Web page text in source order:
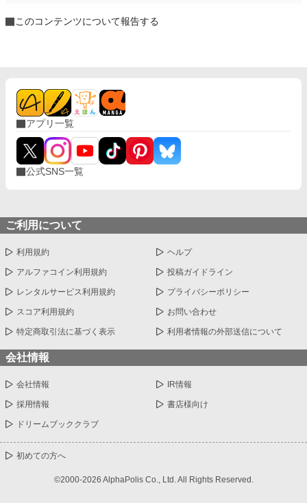
このコンテンツについて報告する
アプリ一覧
公式SNS一覧
ご利用について
利用規約 ヘルプ
アルファコイン利用規約 投稿ガイドライン
レンタルサービス利用規約 プライバシーポリシー
スコア利用規約 お問い合わせ
特定商取引法に基づく表示 利用者情報の外部送信について
会社情報
会社情報 IR情報
採用情報 書店様向け
ドリームブッククラブ
初めての方へ
©2000-2026 AlphaPolis Co., Ltd. All Rights Reserved.